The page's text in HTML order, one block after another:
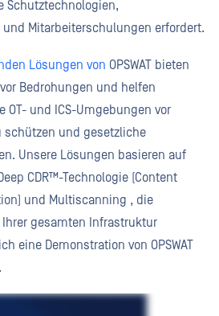
Schutztechnologien,
und Mitarbeiterschulungen erfordert.
Lösungen von OPSWAT bieten
Bedrohungen und helfen
OT- und ICS-Umgebungen vor
schützen und gesetzliche
Unsere Lösungen basieren auf
CDR™-Technologie (Content
und Multiscanning , die
gesamten Infrastruktur
eine Demonstration von OPSWAT